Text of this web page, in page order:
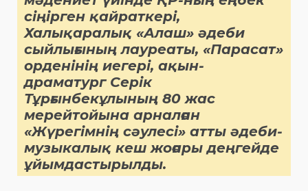
сіңірген қайраткері,
Халықаралық «Алаш» әдеби
сыйлығының лауреаты, «Парасат»
орденінің иегері, ақын-
драматург Серік
Тұрғынбекұлының 80 жас
мерейтойына арналған
«Жүрегімнің сәулесі» атты әдеби-
музыкалық кеш жоғары деңгейде
ұйымдастырылды.